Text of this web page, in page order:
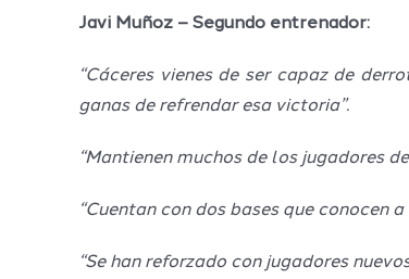
Javi Muñoz – Segundo entrenador:
“Cáceres vienes de ser capaz de
ganas de refrendar esa victoria”.
“Mantienen muchos de los jugadores
“Cuentan con dos bases que conocen
“Se han reforzado con jugadores